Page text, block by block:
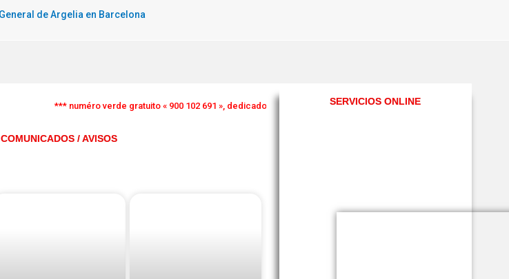
*** numéro verde gratuito « 900 102 691 », dedicado exclusivamente para la repatriación de restos mortales
COMUNICADOS / AVISOS
SERVICIOS ONLINE